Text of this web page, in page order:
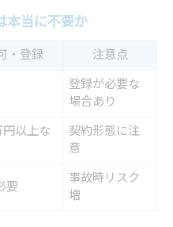
本当に不要か
・登録
注意点
登録が必要な
場合あり
以上な
契約形態に注
意
要
事故時リスク
増